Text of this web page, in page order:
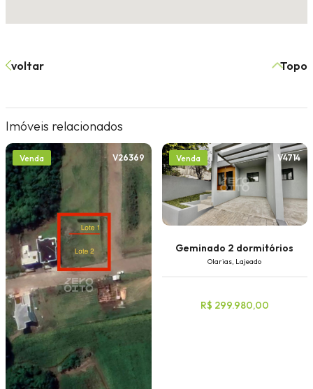
voltar Topo
Imóveis relacionados
Venda V26369 Venda V4714
Geminado 2 dormitórios
Olarias, Lajeado
R$ 299.980,00